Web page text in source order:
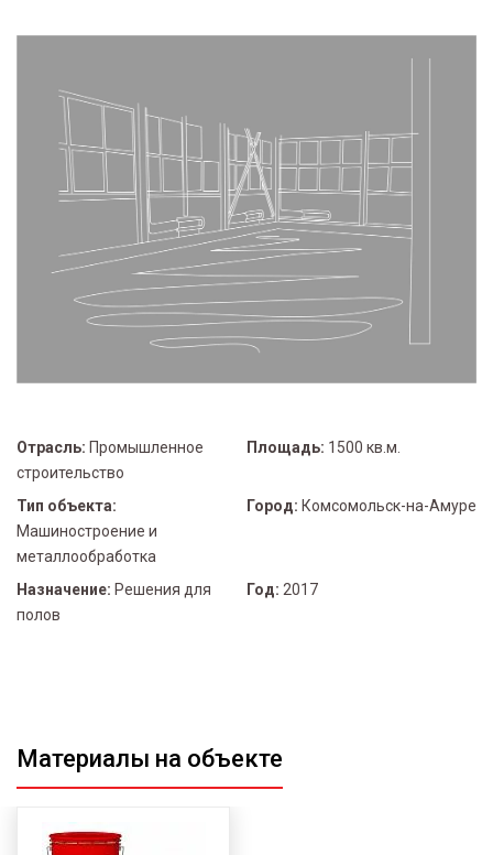
Отрасль: Промышленное
строительство
Площадь: 1500 кв.м.
Тип объекта:
Машиностроение и
металлообработка
Город: Комсомольск-на-Амуре
Назначение: Решения для
полов
Год: 2017
Материалы на объекте